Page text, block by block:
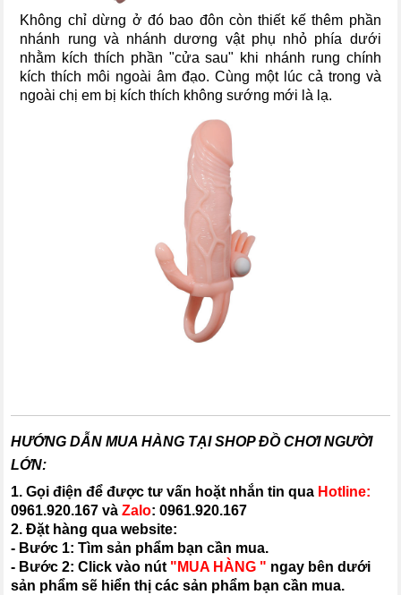
Không chỉ dừng ở đó bao đôn còn thiết kế thêm phần
nhánh rung và nhánh dương vật phụ nhỏ phía dưới
nhằm kích thích phần "cửa sau" khi nhánh rung chính
kích thích môi ngoài âm đạo. Cùng một lúc cả trong và
ngoài chị em bị kích thích không sướng mới là lạ.
HƯỚNG DẪN MUA HÀNG TẠI SHOP ĐỒ CHƠI NGƯỜI
LỚN:
1. Gọi điện để được tư vấn hoặt nhắn tin qua Hotline:
0961.920.167 vàZalo:0961.920.167
2. Đặt hàng qua website:
- Bước 1: Tìm sản phẩm bạn cần mua.
- Bước 2: Click vào nút "MUA HÀNG " ngay bên dưới
sản phẩm sẽ hiển thị các sản phẩm bạn cần mua.